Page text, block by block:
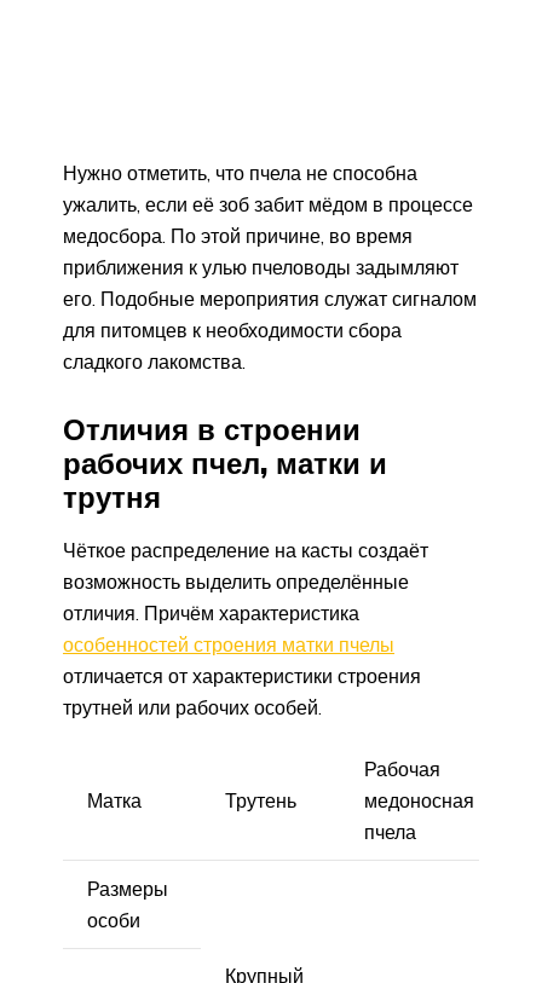
Нужно отметить, что пчела не способна
ужалить, если её зоб забит мёдом в процессе
медосбора. По этой причине, во время
приближения к улью пчеловоды задымляют
его. Подобные мероприятия служат сигналом
для питомцев к необходимости сбора
сладкого лакомства.
Отличия в строении
рабочих пчел, матки и
трутня
Чёткое распределение на касты создаёт
возможность выделить определённые
отличия. Причём характеристика
особенностей строения матки пчелы
отличается от характеристики строения
трутней или рабочих особей.
Матка Трутень
Рабочая
медоносная
пчела
Размеры
особи
Крупный